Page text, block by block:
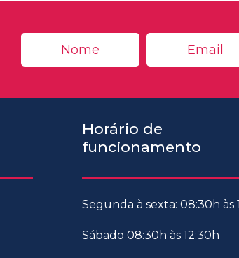
Horário de
funcionamento
Segunda à sexta: 08:30h às
Sábado 08:30h às 12:30h